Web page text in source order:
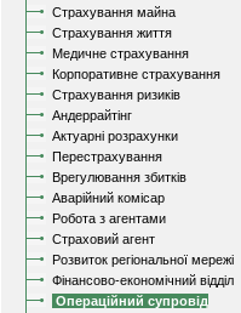
Страхування майна
Страхування життя
Медичне страхування
Корпоративне страхування
Страхування ризиків
Андеррайтінг
Актуарні розрахунки
Перестрахування
Врегулювання збитків
Аварійний комісар
Робота з агентами
Страховий агент
Розвиток регіональної мережі
Фінансово-економічний відділ
Операційний супровід